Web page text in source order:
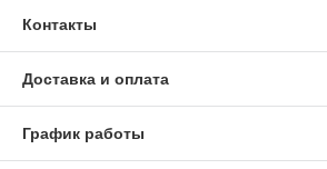
Контакты
Доставка и оплата
График работы